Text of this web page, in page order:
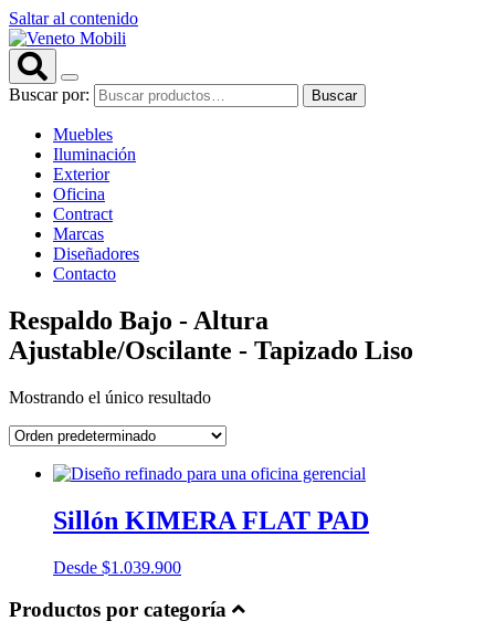
Saltar al contenido
Buscar por: Buscar
Muebles
Iluminación
Exterior
Oficina
Contract
Marcas
Diseñadores
Contacto
Respaldo Bajo - Altura
Ajustable/Oscilante - Tapizado Liso
Mostrando el único resultado
Sillón KIMERA FLAT PAD
Desde $1.039.900
Productos por categoría